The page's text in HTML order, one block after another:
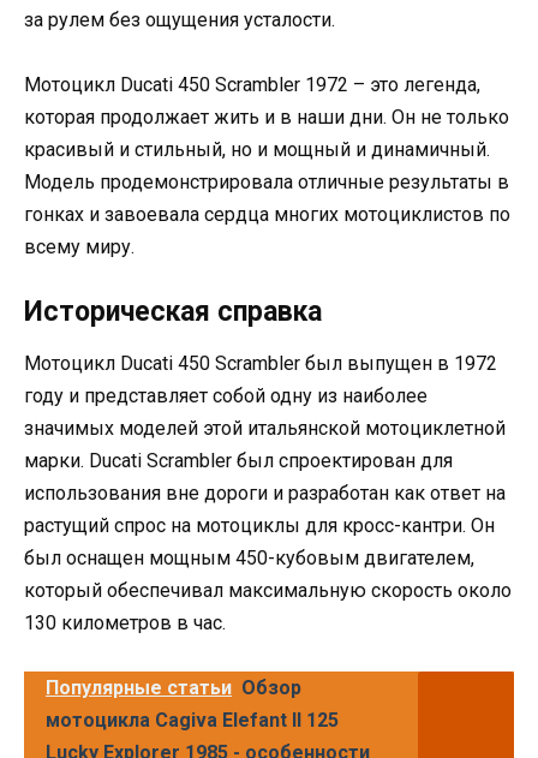
за рулем без ощущения усталости.
Мотоцикл Ducati 450 Scrambler 1972 – это легенда,
которая продолжает жить и в наши дни. Он не только
красивый и стильный, но и мощный и динамичный.
Модель продемонстрировала отличные результаты в
гонках и завоевала сердца многих мотоциклистов по
всему миру.
Историческая справка
Мотоцикл Ducati 450 Scrambler был выпущен в 1972
году и представляет собой одну из наиболее
значимых моделей этой итальянской мотоциклетной
марки. Ducati Scrambler был спроектирован для
использования вне дороги и разработан как ответ на
растущий спрос на мотоциклы для кросс-кантри. Он
был оснащен мощным 450-кубовым двигателем,
который обеспечивал максимальную скорость около
130 километров в час.
Популярные статьи Обзор
мотоцикла Cagiva Elefant II 125
Lucky Explorer 1985 - особенности